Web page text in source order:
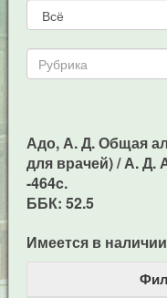
Адо, А. Д. Общая
для врачей) / А. Д.
-464c.
ББК: 52.5
Имеется в